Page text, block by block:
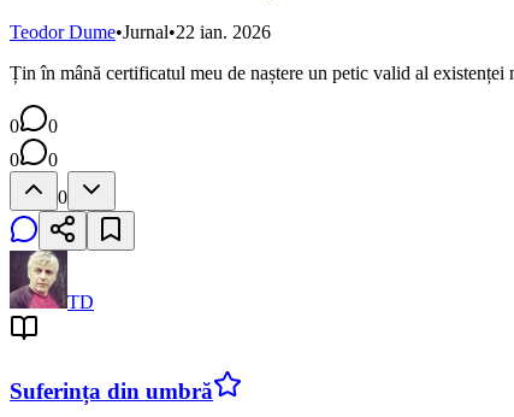
Teodor Dume•Jurnal•22 ian. 2026
Țin în mână certificatul meu de naștere un petic valid al
0
0
0
0
0
TD
Suferința din umbră